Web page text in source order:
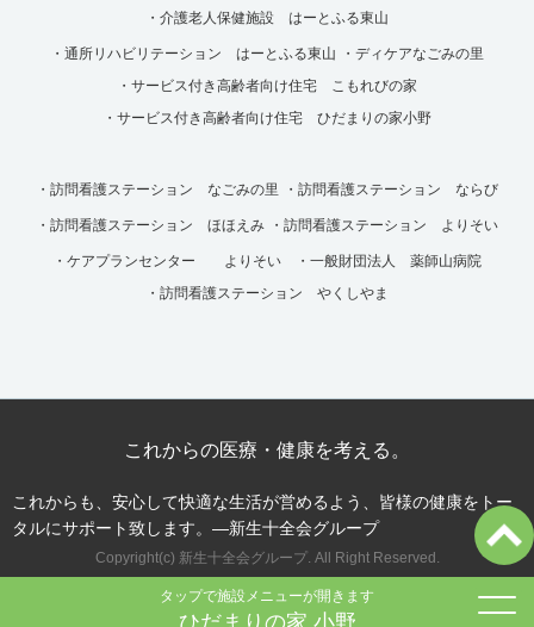
タップで施設メニューが開きます
ひだまりの家 小野
・介護老人保健施設 はーとふる東山
・通所リハビリテーション はーとふる東山
・ディケアなごみの里
・サービス付き高齢者向け住宅 こもれびの家
・サービス付き高齢者向け住宅 ひだまりの家小野
・訪問看護ステーション なごみの里 ・訪問看護ステーション ならび
・訪問看護ステーション ほほえみ ・訪問看護ステーション よりそい
・ケアプランセンター よりそい
・一般財団法人 薬師山病院
・訪問看護ステーション やくしやま
これからの医療・健康を考える。
これからも、安心して快適な生活が営めるよう、皆様の健康をトー
タルにサポート致します。―新生十全会グループ
Copyright(c) 新生十全会グループ. All Right Reserved.